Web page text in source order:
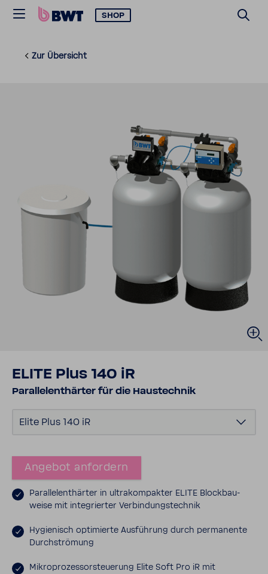
SHOP
Zur Über­sicht
ELITE Plus 140 iR
Paral­lel­ent­härter für die Haus­technik
Elite Plus 140 iR
Angebot anfor­dern
Paral­lel­ent­härter in ultra­kom­pakter ELITE Block­bau­
weise mit inte­grierter Verbin­dungs­technik
Hygie­nisch opti­mierte Ausfüh­rung durch perma­nente
Durch­strö­mung
Mikro­pro­zes­sor­steue­rung Elite Soft Pro iR mit